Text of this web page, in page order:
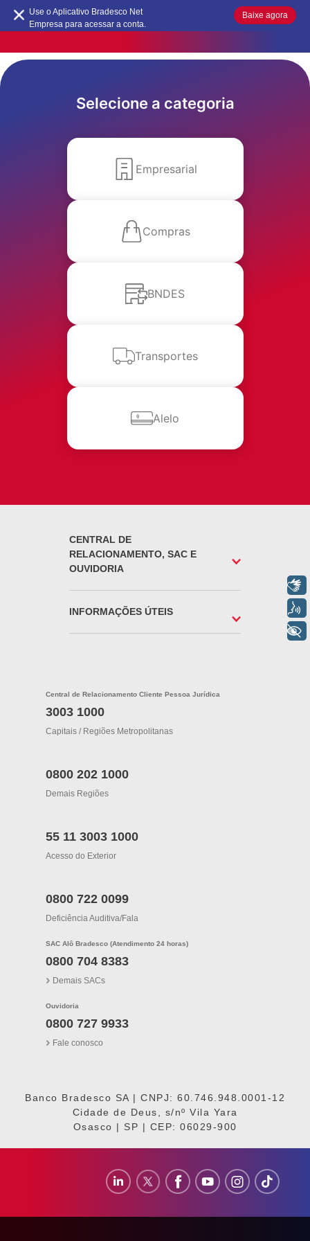
Benefícios e ofertas
Conheça os cartões
Portal cartões PJ
Acessibilidade
Selecione a categoria
Empresarial
Compras
BNDES
Transportes
Alelo
MAIS BUSCADOS SUAS BUSCAS RECENTES
SEPARAMOS PARA VOCÊ
Bradesco
+ Acessibilidade
CENTRAL DE
RELACIONAMENTO, SAC E
OUVIDORIA
INFORMAÇÕES ÚTEIS
Central de Relacionamento Cliente Pessoa Jurídica
3003 1000
Capitais / Regiões Metropolitanas
0800 202 1000
Demais Regiões
55 11 3003 1000
Acesso do Exterior
0800 722 0099
Deficiência Auditiva/fala
SAC Alô Bradesco (Atendimento 24 horas)
0800 704 8383
Demais SACs
Ouvidoria
0800 727 9933
Fale conosco
Banco Bradesco SA | CNPJ: 60.746.948.0001-12
Cidade de Deus, s/nº Vila Yara
Osasco | SP | CEP: 06029-900
Use o Aplicativo Bradesco Net
Empresa para acessar a conta.
Baixe agora